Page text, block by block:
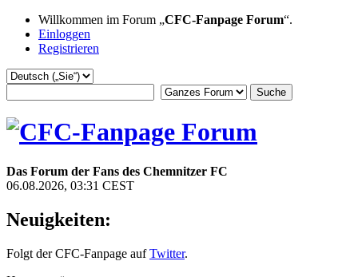
Willkommen im Forum „CFC-Fanpage Forum“.
Einloggen
Registrieren
Das Forum der Fans des Chemnitzer FC
06.08.2026, 03:31 CEST
Neuigkeiten:
Folgt der CFC-Fanpage aufTwitter.